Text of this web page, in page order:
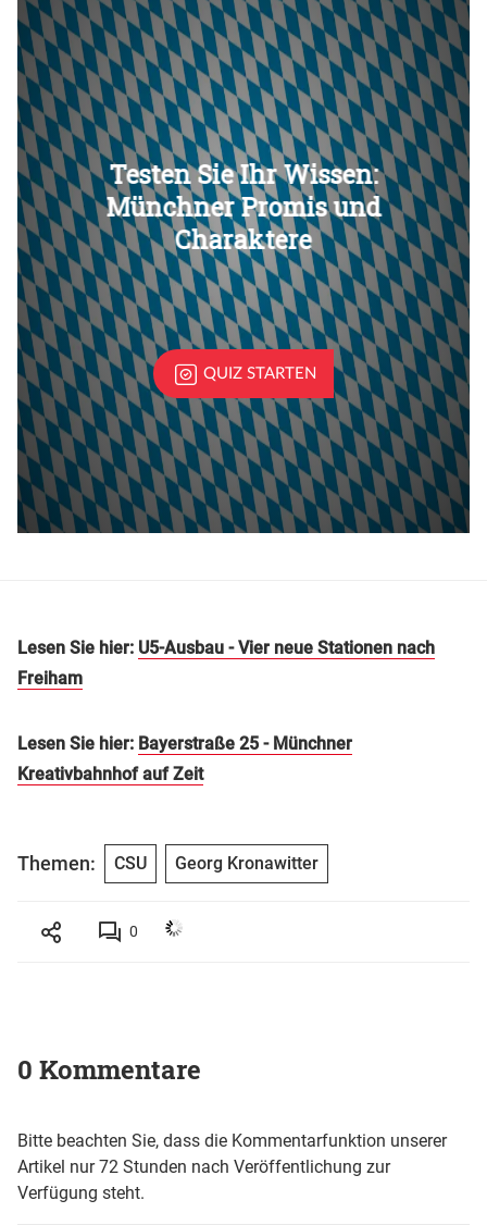
Überspringen
Lesen Sie hier: U5-Ausbau - Vier neue Stationen nach
Freiham
Lesen Sie hier: Bayerstraße 25 - Münchner
Kreativbahnhof auf Zeit
Themen: CSU Georg Kronawitter
0
0 Kommentare
Bitte beachten Sie, dass die Kommentarfunktion unserer
Artikel nur 72 Stunden nach Veröffentlichung zur
Verfügung steht.